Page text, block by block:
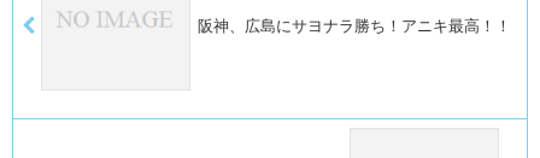
阪神、広島にサヨナラ勝ち！アニキ最高！！